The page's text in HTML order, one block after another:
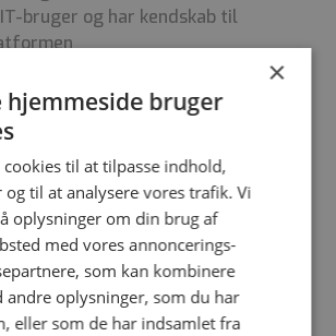
bruger og har kendskab til
inden for området
i dine relationer til kollegaer,
og ser udfordringer som
leder Mie Kroll på telefon 35
oplysninger.
×
hjemmeside bruger
cookies til at tilpasse indhold,
og til at analysere vores trafik. Vi
oplysninger om din brug af
med vores annoncerings-
som kan kombinere
andre oplysninger, som du har
eller som de har indsamlet fra